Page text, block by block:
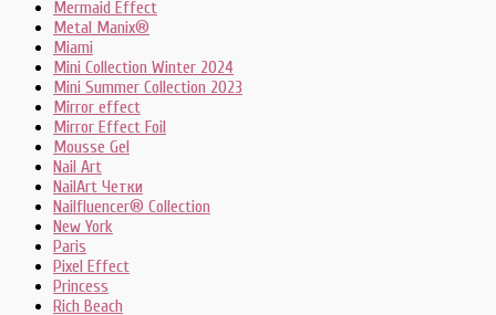
Mermaid Effect
Metal Manix®
Miami
Mini Collection Winter 2024
Mini Summer Collection 2023
Mirror effect
Mirror Effect Foil
Mousse Gel
Nail Art
NailArt Четки
Nailfluencer® Collection
New York
Paris
Pixel Effect
Princess
Rich Beach